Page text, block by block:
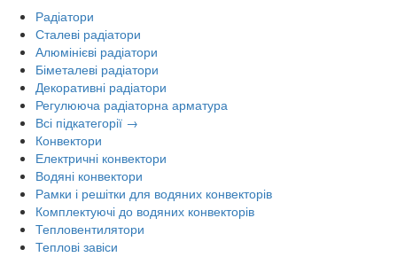
Радіатори
Сталеві радіатори
Алюмінієві радіатори
Біметалеві радіатори
Декоративні радіатори
Регулююча радіаторна арматура
Всі підкатегорії →
Конвектори
Електричні конвектори
Водяні конвектори
Рамки і решітки для водяних конвекторів
Комплектуючі до водяних конвекторів
Тепловентилятори
Теплові завіси